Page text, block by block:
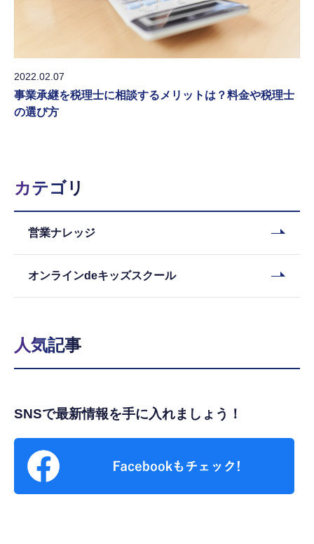
2022.02.07
事業承継を税理士に相談するメリットは？料金や税理士
の選び方
カテゴリ
営業ナレッジ
オンラインdeキッズスクール
人気記事
SNSで最新情報を手に入れましょう！